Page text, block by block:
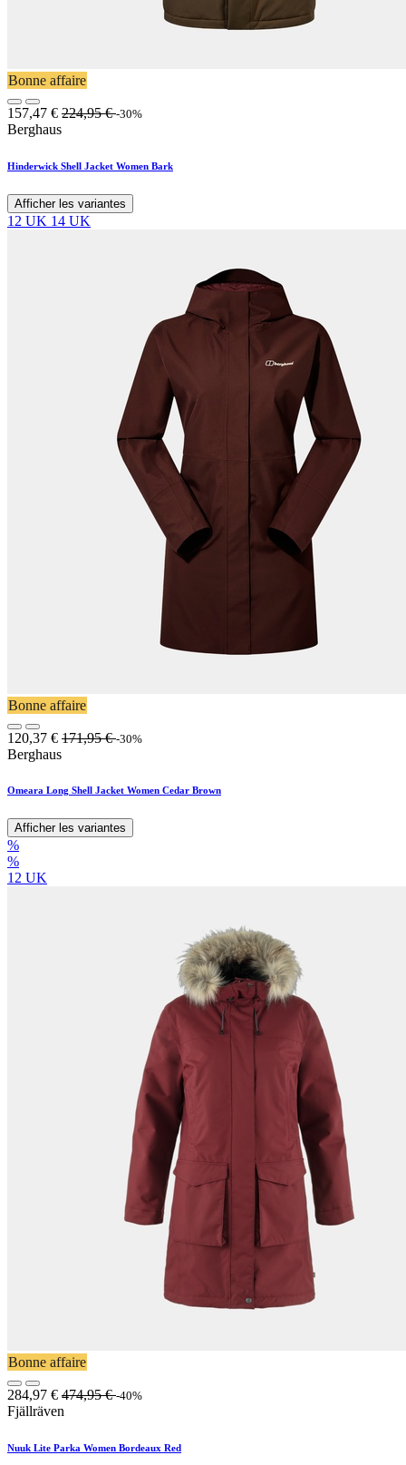
Bonne affaire
157,47 € 224,95€ -30%
Berghaus
Hinderwick Shell Jacket Women Bark
Afficher les variantes
12 UK 14 UK
Bonne affaire
120,37 € 171,95€ -30%
Berghaus
Omeara Long Shell Jacket Women Cedar Brown
Afficher les variantes
%
%
12 UK
Bonne affaire
284,97 € 474,95€ -40%
Fjällräven
Nuuk Lite Parka Women Bordeaux Red